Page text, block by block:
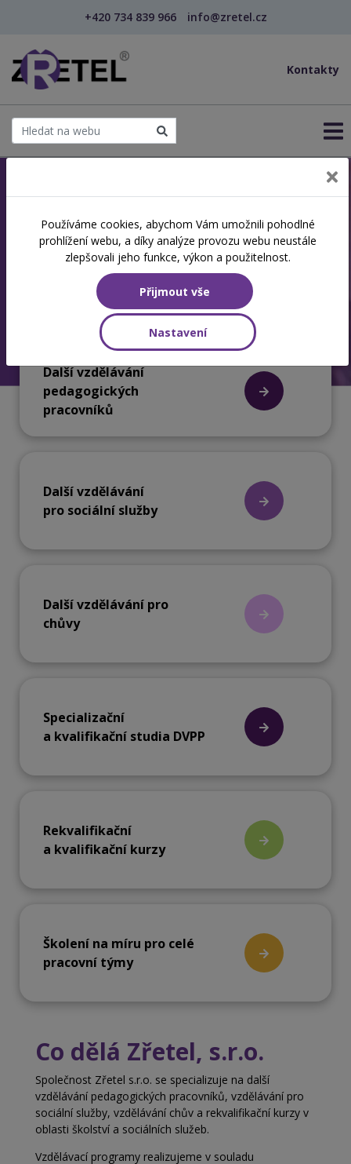
+420 734 839 966 info@zretel.cz
Kontakty
Jsme akreditovaná
vzdělávací instituce
Specializujeme se na další vzdělávání a
rekvalifikace
Další vzdělávání
pedagogických
pracovníků
Další vzdělávání
pro sociální služby
Další vzdělávání pro
chůvy
Specializační
a kvalifikační studia DVPP
Rekvalifikační
a kvalifikační kurzy
Školení na míru pro celé
pracovní týmy
Co dělá Zřetel, s.r.o.
Společnost Zřetel s.r.o. se specializuje na další
vzdělávání pedagogických pracovníků, vzdělávání pro
sociální služby, vzdělávání chův a rekvalifikační kurzy v
oblasti školství a sociálních služeb.
Vzdělávací programy realizujeme v souladu
Používáme cookies, abychom Vám umožnili pohodlné
prohlížení webu, a díky analýze provozu webu neustále
zlepšovali jeho funkce, výkon a použitelnost.
Přijmout vše
Nastavení